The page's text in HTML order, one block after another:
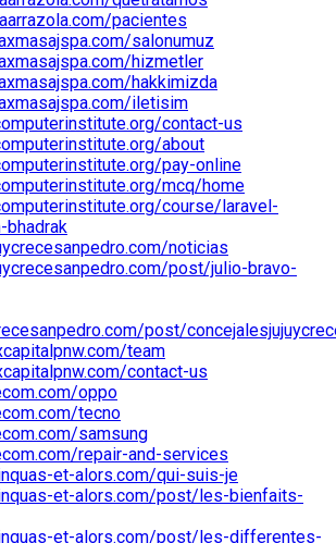
pacientes
salonumuz
hizmetler
hakkimizda
iletisim
contact-us
about
pay-online
mcq/home
course/laravel-
bhadrak
noticias
post/julio-bravo-
post/
team
contact-us
oppo
tecno
samsung
repair-and-services
et-alors.com/qui-suis-je
et-alors.com/post/les-bienfaits-
et-alors.com/post/les-differentes-